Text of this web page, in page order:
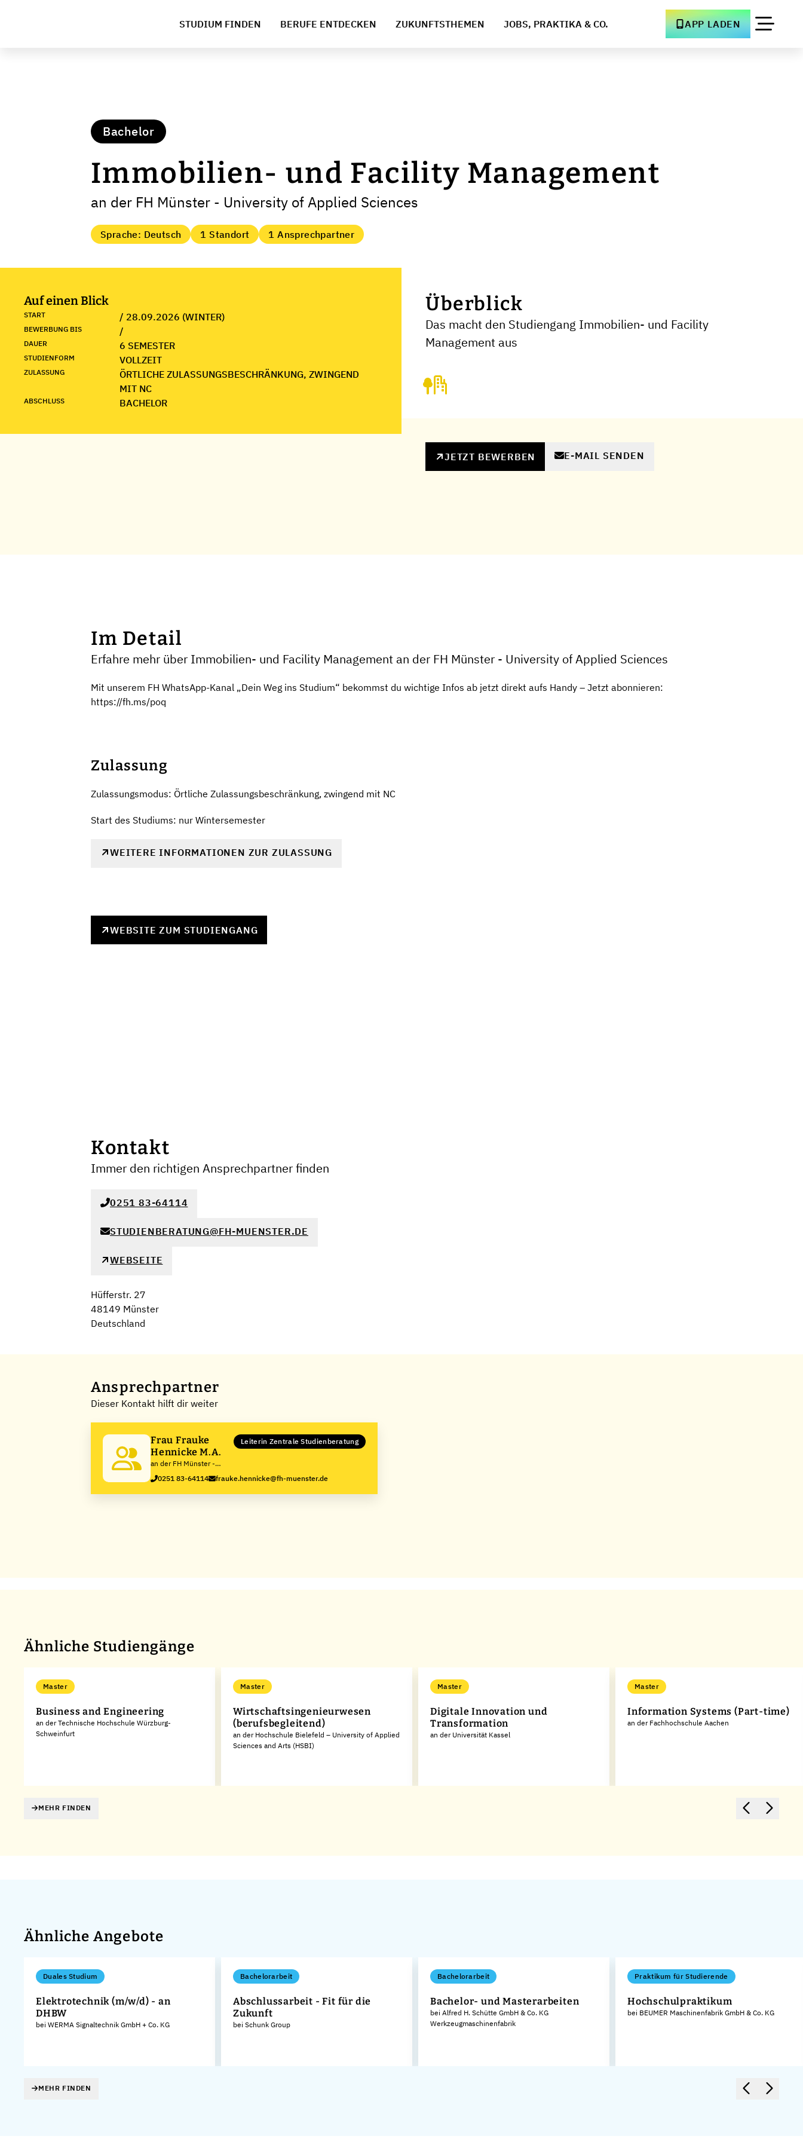
STUDIUM FINDEN BERUFE ENTDECKEN ZUKUNFTSTHEMEN JOBS, PRAKTIKA & CO. APP LADEN
Bachelor
Immobilien- und Facility Management
an der FH Münster - University of Applied Sciences
Sprache: Deutsch 1 Standort 1 Ansprechpartner
Auf einen Blick
START / 28.09.2026 (WINTER)
BEWERBUNG BIS /
DAUER 6 SEMESTER
STUDIENFORM VOLLZEIT
ZULASSUNG
ÖRTLICHE ZULASSUNGSBESCHRÄNKUNG, ZWINGEND
MIT NC
ABSCHLUSS BACHELOR
Überblick
Das macht den Studiengang Immobilien- und Facility
Management aus
JETZT BEWERBEN E-MAIL SENDEN
Im Detail
Erfahre mehr über Immobilien- und Facility Management an der FH Münster - University of Applied Sciences
Mit unserem FH WhatsApp-Kanal „Dein Weg ins Studium“ bekommst du wichtige Infos ab jetzt direkt aufs Handy – Jetzt abonnieren:
https://fh.ms/poq
Zulassung
Zulassungsmodus: Örtliche Zulassungsbeschränkung, zwingend mit NC
Start des Studiums: nur Wintersemester
WEITERE INFORMATIONEN ZUR ZULASSUNG
WEBSITE ZUM STUDIENGANG
Kontakt
Immer den richtigen Ansprechpartner finden
0251 83-64114
STUDIENBERATUNG@FH-MUENSTER.DE
WEBSEITE
Hüfferstr. 27
48149 Münster
Deutschland
Ansprechpartner
Dieser Kontakt hilft dir weiter
Frau Frauke
Hennicke M.A.
an der FH Münster -
University of Applied
Sciences
Leiterin Zentrale Studienberatung
0251 83-64114 frauke.hennicke@fh-muenster.de
Ähnliche Studiengänge
Master
Business and Engineering
an der Technische Hochschule Würzburg-
Schweinfurt
Master
Wirtschaftsingenieurwesen
(berufsbegleitend)
an der Hochschule Bielefeld – University of Applied
Sciences and Arts (HSBI)
Master
Digitale Innovation und
Transformation
an der Universität Kassel
Master
Information Systems (Part-time)
an der Fachhochschule Aachen
MEHR FINDEN
Ähnliche Angebote
Duales Studium
Elektrotechnik (m/w/d) - an
DHBW
bei WERMA Signaltechnik GmbH + Co. KG
Bachelorarbeit
Abschlussarbeit - Fit für die
Zukunft
bei Schunk Group
Bachelorarbeit
Bachelor- und Masterarbeiten
bei Alfred H. Schütte GmbH & Co. KG
Werkzeugmaschinenfabrik
Praktikum für Studierende
Hochschulpraktikum
bei BEUMER Maschinenfabrik GmbH & Co. KG
MEHR FINDEN